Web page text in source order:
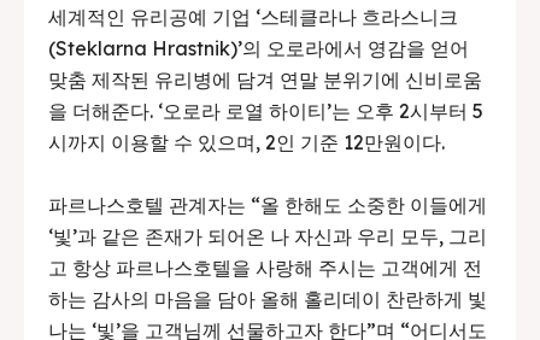
세계적인 유리공예 기업 ‘스테클라나 흐라스니크
(Steklarna Hrastnik)’의 오로라에서 영감을 얻어
맞춤 제작된 유리병에 담겨 연말 분위기에 신비로움
을 더해준다. ‘오로라 로열 하이티’는 오후 2시부터 5
시까지 이용할 수 있으며, 2인 기준 12만원이다.
파르나스호텔 관계자는 “올 한해도 소중한 이들에게
‘빛’과 같은 존재가 되어온 나 자신과 우리 모두, 그리
고 항상 파르나스호텔을 사랑해 주시는 고객에게 전
하는 감사의 마음을 담아 올해 홀리데이 찬란하게 빛
나는 ‘빛’을 고객님께 선물하고자 한다”며 “어디서도